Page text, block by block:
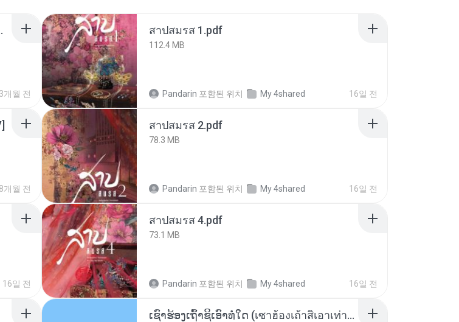
| เพลงสู้ชีวิต
3개월 전
สาปสมรส 1.pdf
112.4 MB
Pandarin 포함된 위치 My 4shared 16일 전
8개월 전
สาปสมรส 2.pdf
78.3 MB
Pandarin 포함된 위치 My 4shared 16일 전
16일 전
สาปสมรส 4.pdf
73.1 MB
Pandarin 포함된 위치 My 4shared 16일 전
ເຊົາຮ້ອງເຖົ້າຊິເອົາທໍ່ໃດ (เซาฮ้องเถ้าสิเอาเท่าใด) ບຸນເກີດ ຫນູຫ່ວງ ft. ໂສພາ ຈຸນທະລາ